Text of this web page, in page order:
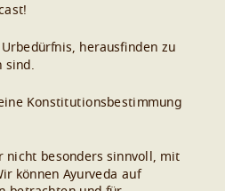
herausfinden zu
Konstitutionsbestimmung
nicht besonders sinnvoll, mit
können Ayurveda auf